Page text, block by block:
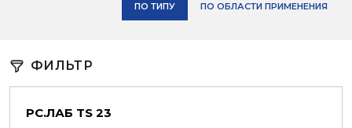
ПО ТИПУ ПО ОБЛАСТИ ПРИМЕНЕНИЯ
ФИЛЬТР
РС.ЛАБ TS 23